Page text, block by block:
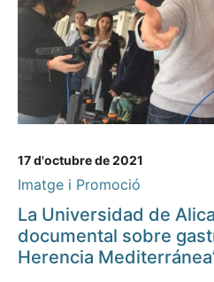
17 d'octubre de 2021
Imatge i Promoció
La Universidad de
documental sobre
Herencia